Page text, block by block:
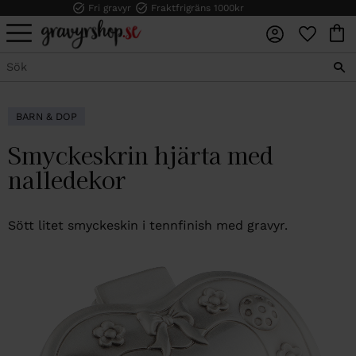
Meny
Fri gravyr Fraktfrigräns 1000kr
BARN & DOP
Smyckeskrin hjärta med
nalledekor
Sött litet smyckeskin i tennfinish med gravyr.